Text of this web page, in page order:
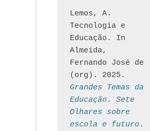
Lemos, A.
Tecnologia e
Educação. In
Almeida,
Fernando José de
Grandes Temas da
Educação. Sete
Olhares sobre
escola e futuro.